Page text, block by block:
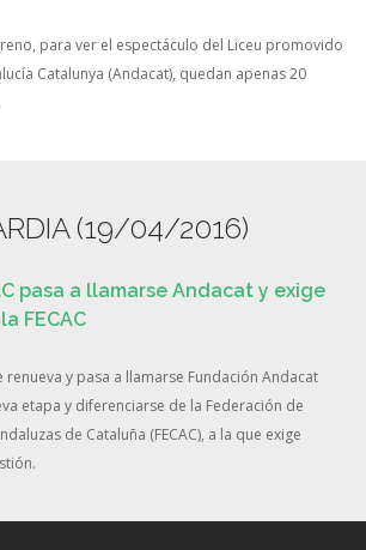
para ver el espectáculo del Liceu promovido
Catalunya (Andacat), quedan apenas 20
(19/04/2016)
pasa a llamarse Andacat y exige
FECAC
renueva y pasa a llamarse Fundación Andacat
etapa y diferenciarse de la Federación de
de Cataluña (FECAC), a la que exige